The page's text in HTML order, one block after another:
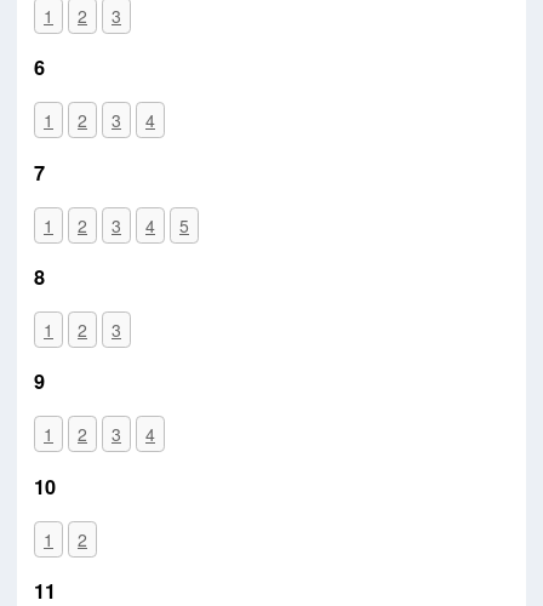
1 2 3
6
1 2 3 4
7
1 2 3 4 5
8
1 2 3
9
1 2 3 4
10
1 2
11